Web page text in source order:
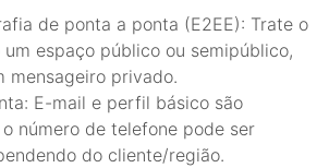
de ponta a ponta (E2EE): Trate o
um espaço público ou semipúblico,
mensageiro privado.
E-mail e perfil básico são
número de telefone pode ser
do cliente/região.